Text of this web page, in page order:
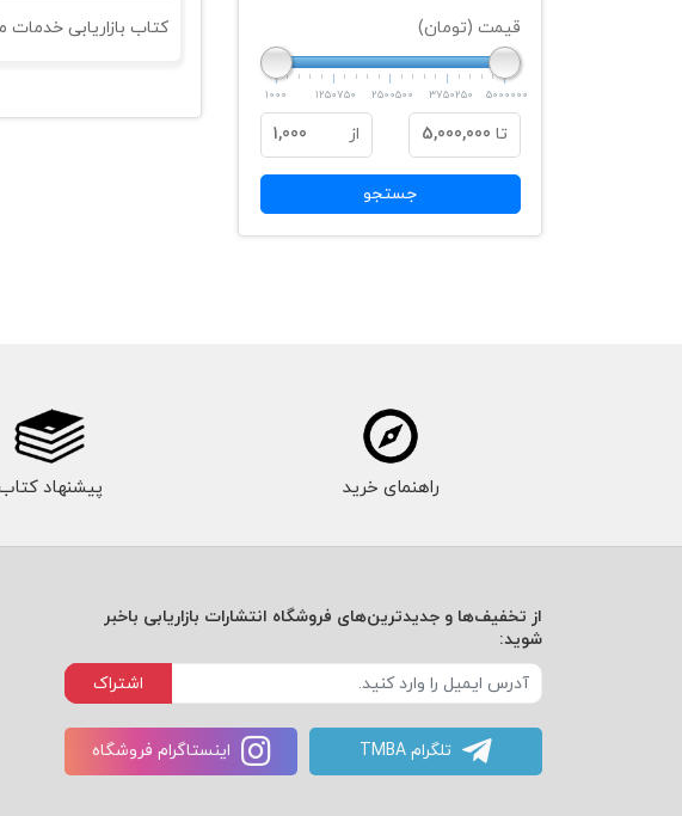
قیمت (تومان)
1000 1250750 2500500 3750250 5000000
تا 5,000,000 از 1,000
جستجو
راهنمای خرید پیشنهاد
از تخفیف‌ها و جدیدترین‌های فروشگاه انتشارات بازاریابی باخبر
شوید:
اشتراک
تلگرام TMBA اینستاگرام فروشگاه